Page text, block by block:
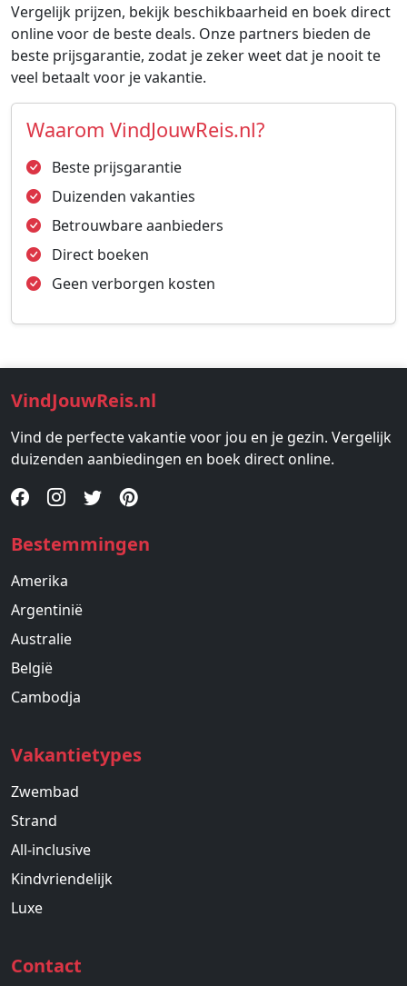
Vergelijk prijzen, bekijk beschikbaarheid en boek direct
online voor de beste deals. Onze partners bieden de
beste prijsgarantie, zodat je zeker weet dat je nooit te
veel betaalt voor je vakantie.
Waarom VindJouwReis.nl?
Beste prijsgarantie
Duizenden vakanties
Betrouwbare aanbieders
Direct boeken
Geen verborgen kosten
VindJouwReis.nl
Vind de perfecte vakantie voor jou en je gezin. Vergelijk
duizenden aanbiedingen en boek direct online.
Bestemmingen
Amerika
Argentinië
Australie
België
Cambodja
Vakantietypes
Zwembad
Strand
All-inclusive
Kindvriendelijk
Luxe
Contact